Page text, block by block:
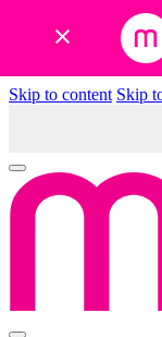
Skip to content Skip